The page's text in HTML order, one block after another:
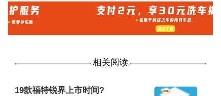
相关阅读
19款福特锐界上市时间?